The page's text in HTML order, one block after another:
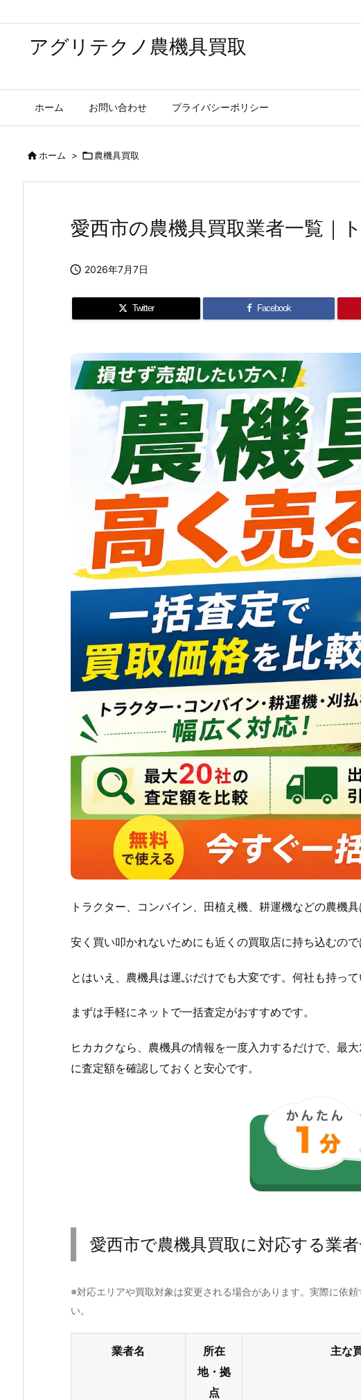
アグリテクノ農機具買取
ホーム お問い合わせ プライバシーポリシー
ホーム > 農機具買取
愛西市の農機具買取業者一覧｜
 2026年7月7日
Twitter Facebook
トラクター、コンバイン、田植え機、耕運機などの農機
安く買い叩かれないためにも近くの買取店に持ち込むの
とはいえ、農機具は運ぶだけでも大変です。何社も持っ
まずは手軽にネットで一括査定がおすすめです。
ヒカカクなら、農機具の情報を一度入力するだけで、最
に査定額を確認しておくと安心です。
愛西市で農機具買取に対応する業
※対応エリアや買取対象は変更される場合があります。実際に依
い。
業者名
所在
地・拠
点
主な